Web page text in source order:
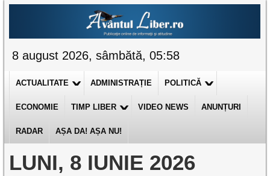
8 august 2026, sâmbătă, 05:58
ACTUALITATE ADMINISTRAȚIE POLITICĂ
ECONOMIE TIMP LIBER VIDEO NEWS ANUNȚURI
RADAR AȘA DA! AȘA NU!
LUNI, 8 IUNIE 2026